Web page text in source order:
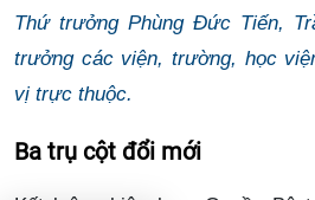
Thứ trưởng Phùng Đức Tiến,
trưởng các viện, trường, học
vị trực thuộc.
Ba trụ cột đổi mới